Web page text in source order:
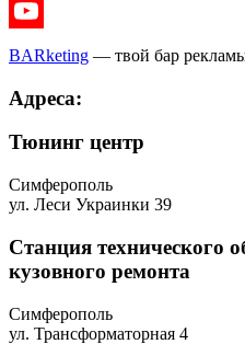
Telegram
Youtube
BARketing — твой бар
Адреса:
Тюнинг центр
Симферополь
ул. Леси Украинки 39
Станция технического
кузовного ремонта
Симферополь
ул. Трансформаторная 4